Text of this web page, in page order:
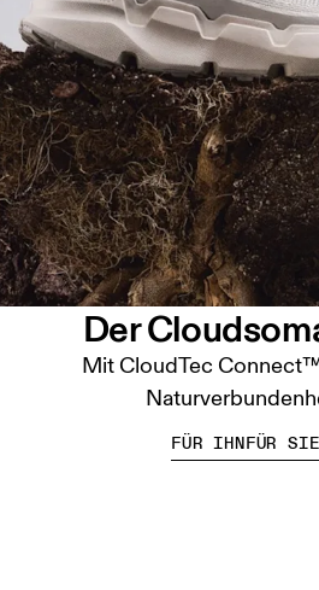
Der
Mit CloudTec
FÜR IHNFÜR SIE